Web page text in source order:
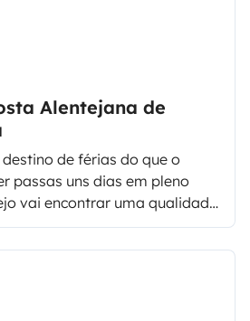
Alentejana de
de férias do que o
passas uns dias em pleno
vai encontrar uma qualidade
em outro local, umas
e uma gastronomia